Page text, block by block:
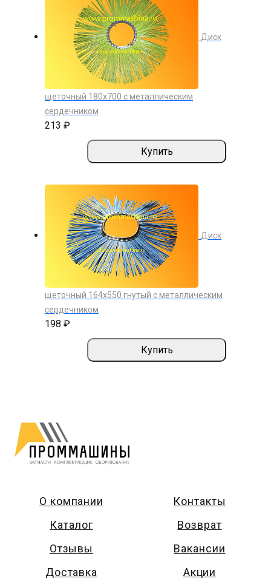
Диск
щеточный 180х700 с металлическим
сердечником
213 ₽
Купить
Диск
щеточный 164х550 гнутый с металлическим
сердечником
198 ₽
Купить
О компании
Каталог
Отзывы
Доставка
Контакты
Возврат
Вакансии
Акции